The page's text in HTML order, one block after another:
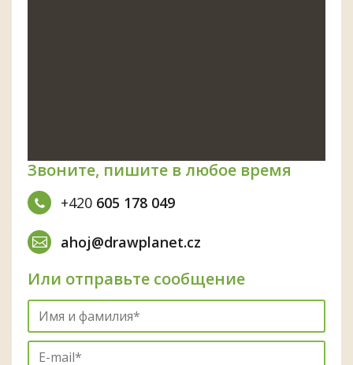
Звоните, пишите в любое время
+420 605 178 049
ahoj@drawplanet.cz
Или отправьте сообщение